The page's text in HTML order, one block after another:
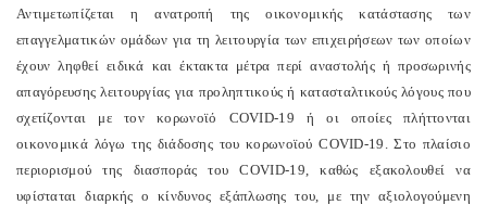
Αντιμετωπίζεται η ανατροπή της οικονομικής κατάστασης των
επαγγελματικών ομάδων για τη λειτουργία των επιχειρήσεων των οποίων
έχουν ληφθεί ειδικά και έκτακτα μέτρα περί αναστολής ή προσωρινής
απαγόρευσης λειτουργίας για προληπτικούς ή κατασταλτικούς λόγους που
σχετίζονται με τον κορωνοϊό COVID-19 ή οι οποίες πλήττονται
οικονομικά λόγω της διάδοσης του κορωνοϊού COVID-19. Στο πλαίσιο
περιορισμού της διασποράς του COVID-19, καθώς εξακολουθεί να
υφίσταται διαρκής ο κίνδυνος εξάπλωσης του, με την αξιολογούμενη